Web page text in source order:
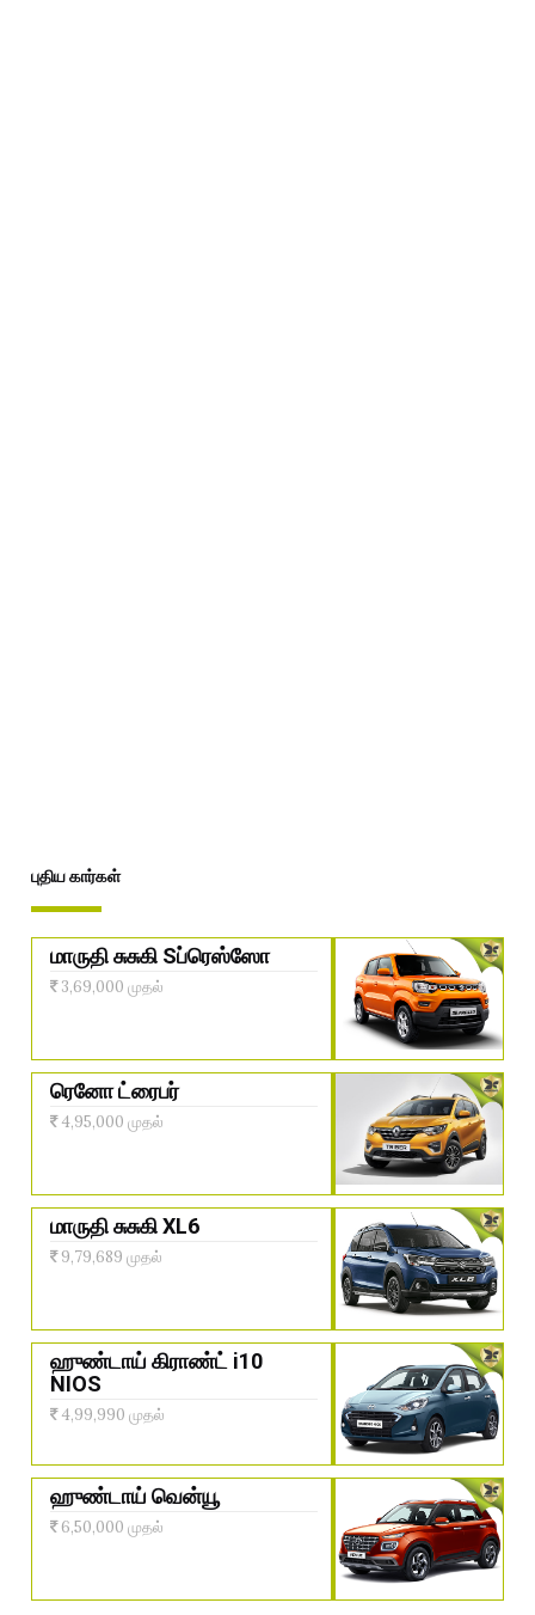
புதிய கார்கள்
மாருதி சுசுகி Sப்ரெஸ்ஸோ
3,69,000 முதல்
ரெனோ ட்ரைபர்
4,95,000 முதல்
மாருதி சுசுகி XL6
9,79,689 முதல்
ஹுண்டாய் கிராண்ட் i10
NIOS
4,99,990 முதல்
ஹுண்டாய் வென்யூ
6,50,000 முதல்